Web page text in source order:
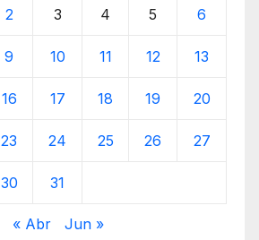
2 3 4 5 6
9 10 11 12 13
16 17 18 19 20
23 24 25 26 27
30 31
« Abr Jun »